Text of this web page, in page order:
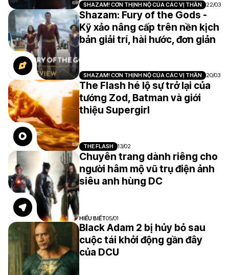
SHAZAM! CƠN THỊNH NỘ CỦA CÁC VỊ THẦN 22/03
Shazam: Fury of the Gods -
Kỹ xảo nâng cấp trên nền kịch
bản giải trí, hài hước, đơn giản
SHAZAM! CƠN THỊNH NỘ CỦA CÁC VỊ THẦN 20/03
The Flash hé lộ sự trở lại của
tướng Zod, Batman và giới
thiệu Supergirl
THE FLASH 13/02
Chuyên trang dành riêng cho
người hâm mộ vũ trụ điện ảnh
siêu anh hùng DC
HIỂU BIẾT05/01
Black Adam 2 bị hủy bỏ sau
cuộc tái khởi động gần đây
của DCU